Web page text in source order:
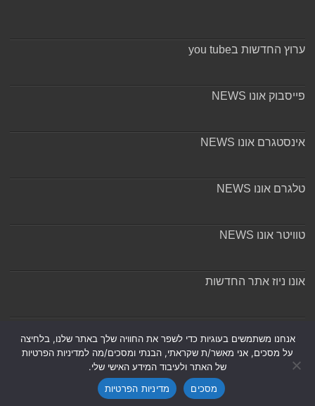
ערוץ החדשות בyou tube
פייסבוק אונו NEWS
אינסטגרם אונו NEWS
טלגרם אונו NEWS
טוויטר אונו NEWS
אונו ניוז אתר החדשות
אנחנו משתמשים בעוגיות כדי לשפר את החוויה שלך באתר שלנו, בלחיצה
על מסכים, אני מאשר/ת שקראתי, הבנתי ומסכים/מה למדיניות הפרטיות
של האתר ולעיבוד המידע האישי שלי.
מסכים
מדיניות הפרטיות